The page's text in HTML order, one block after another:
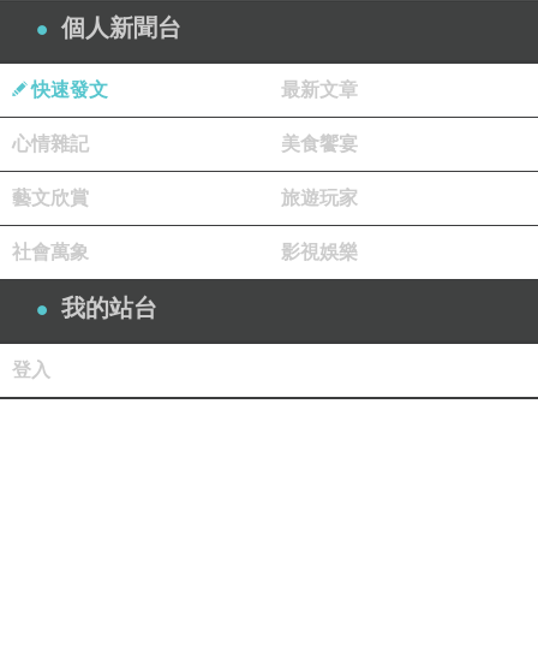
個人新聞台
快速發文 最新文章
心情雜記 美食饗宴
藝文欣賞 旅遊玩家
社會萬象 影視娛樂
我的站台
登入